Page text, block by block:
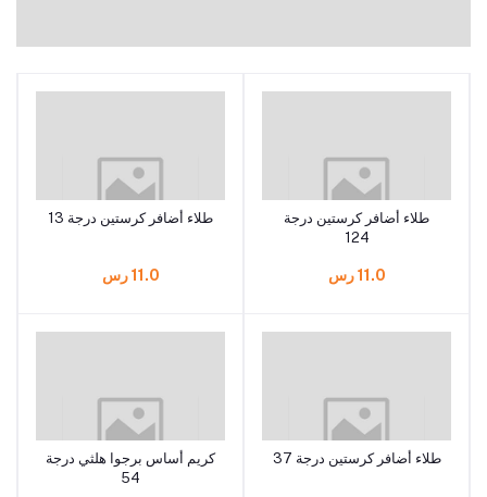
طلاء أضافر كرستين درجة
124
11.0 رس
طلاء أضافر كرستين درجة 13
11.0 رس
طلاء أضافر كرستين درجة 37
كريم أساس برجوا هلثي درجة
54